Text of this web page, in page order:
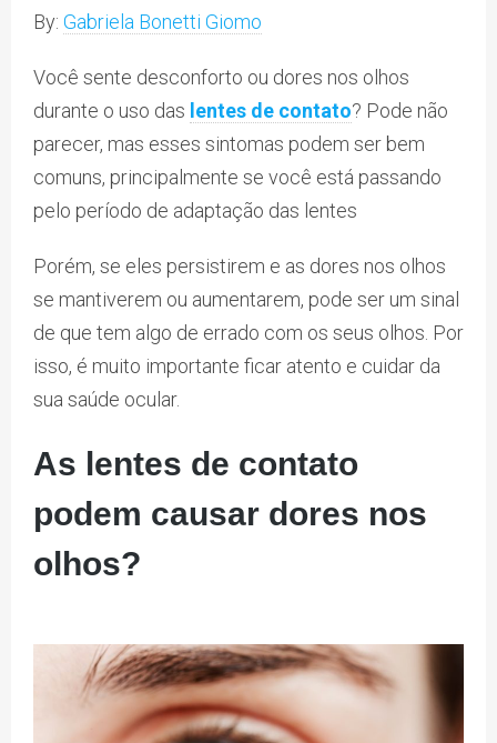
By: Gabriela Bonetti Giomo
Você sente desconforto ou dores nos olhos
durante o uso das lentes de contato? Pode não
parecer, mas esses sintomas podem ser bem
comuns, principalmente se você está passando
pelo período de adaptação das lentes
Porém, se eles persistirem e as dores nos olhos
se mantiverem ou aumentarem, pode ser um sinal
de que tem algo de errado com os seus olhos. Por
isso, é muito importante ficar atento e cuidar da
sua saúde ocular.
As lentes de contato
podem causar dores nos
olhos?